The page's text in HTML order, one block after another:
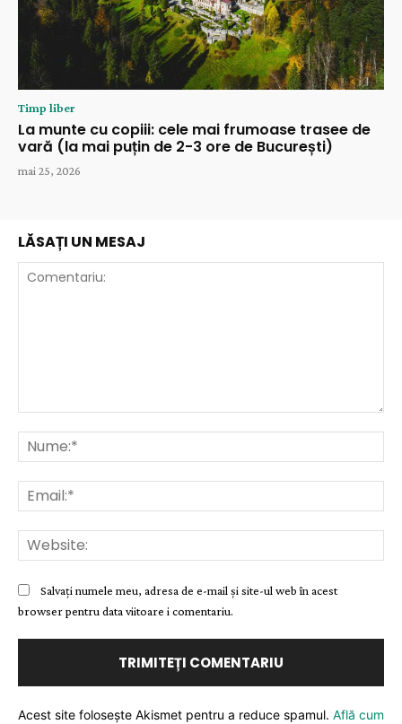
Timp liber
La munte cu copiii: cele mai frumoase trasee de
vară (la mai puțin de 2-3 ore de București)
mai 25, 2026
LĂSAȚI UN MESAJ
Salvați numele meu, adresa de e-mail și site-ul web în acest
browser pentru data viitoare i comentariu.
Acest site folosește Akismet pentru a reduce spamul. Află cum